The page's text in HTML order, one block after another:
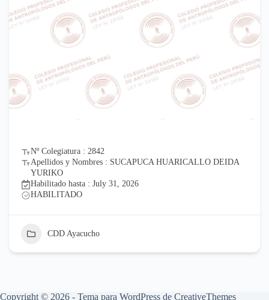
Nº Colegiatura : 2842
Apellidos y Nombres : SUCAPUCA HUARICALLO DEIDA
YURIKO
Habilitado hasta : July 31, 2026
HABILITADO
CDD Ayacucho
Copyright © 2026 - Tema para WordPress de CreativeThemes